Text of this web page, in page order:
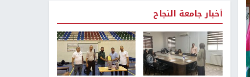
أخبار جامعة النجاح